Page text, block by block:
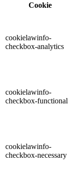
Cookie
cookielawinfo-
checkbox-analytics
cookielawinfo-
checkbox-functional
cookielawinfo-
checkbox-necessary